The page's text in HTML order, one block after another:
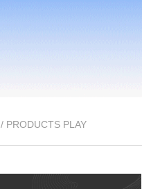
/ PRODUCTS PLAY